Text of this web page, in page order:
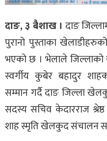
दाङ, ३ बैशाख । दाङ
पुरानो पुस्ताका
भएको छ । भेलाले जिल्लाको
स्वर्गीय कुबेर बहादुर
सम्मान गर्दै दाङ जिल्ला
सदस्य सचिव केदारराज
शाह स्मृति खेलकुद संचालन